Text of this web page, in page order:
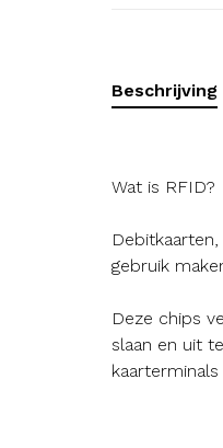
Beschrijving
Wat is RFID?
gebruik
Deze chips
slaan en uit